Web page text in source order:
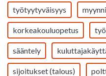
työtyytyväisyys
korkeakouluopetus
sääntely
sijoitukset (talous)